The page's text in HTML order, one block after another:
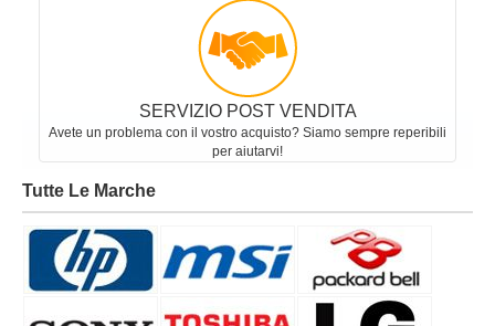
SERVIZIO POST VENDITA
Avete un problema con il vostro acquisto? Siamo sempre reperibili
per aiutarvi!
Tutte Le Marche